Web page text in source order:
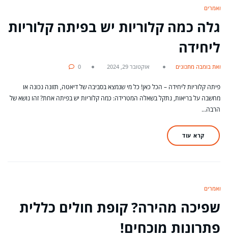
מאמרים
גלה כמה קלוריות יש בפיתה קלוריות
ליחידה
מאת בומבה מתכונים אוקטובר 29, 2024 0
פיתה קלוריות ליחידה – הכל כאן! כל מי שנמצא בסביבה של דיאטה, תזונה נכונה או
מחשבה על בריאות, נתקל בשאלה המטרידה: כמה קלוריות יש בפיתה אחת? זהו נושא של
הרבה…
קרא עוד
מאמרים
שפיכה מהירה? קופת חולים כללית
פתרונות מוכחים!